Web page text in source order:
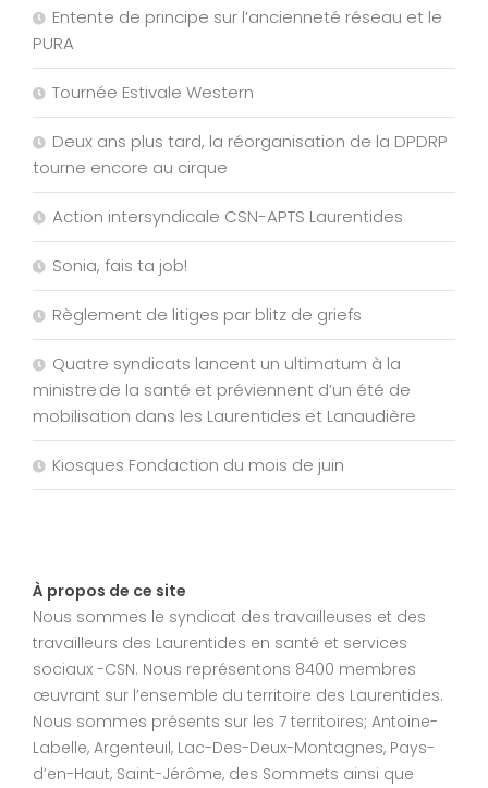
Entente de principe sur l’ancienneté réseau et le
PURA
Tournée Estivale Western
Deux ans plus tard, la réorganisation de la DPDRP
tourne encore au cirque
Action intersyndicale CSN-APTS Laurentides
Sonia, fais ta job!
Règlement de litiges par blitz de griefs
Quatre syndicats lancent un ultimatum à la
ministre de la santé et préviennent d’un été de
mobilisation dans les Laurentides et Lanaudière
Kiosques Fondaction du mois de juin
À propos de ce site
Nous sommes le syndicat des travailleuses et des
travailleurs des Laurentides en santé et services
sociaux -CSN. Nous représentons 8400 membres
œuvrant sur l’ensemble du territoire des Laurentides.
Nous sommes présents sur les 7 territoires; Antoine-
Labelle, Argenteuil, Lac-Des-Deux-Montagnes, Pays-
d’en-Haut, Saint-Jérôme, des Sommets ainsi que